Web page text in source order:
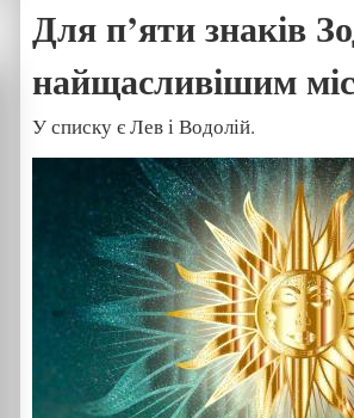
Для п’яти знаків
найщасливішим
У списку є Лев і Водолій.